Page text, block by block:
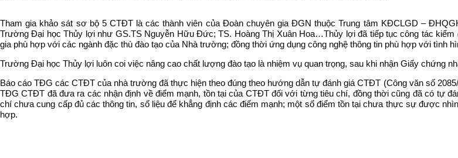
Tham gia khảo sát sơ bộ 5 CTĐT là các thành viên của Đoàn chuyên gia ĐGN thuộc Trung tâm KĐCLGD –
Trường Đại học Thủy lợi như GS.TS Nguyễn Hữu Đức; TS. Hoàng Thị Xuân Hoa…Thủy lợi đã tiếp tục công tác
gia phù hợp với các ngành đặc thù đào tạo của Nhà trường; đồng thời ứng dụng công nghệ thông tin phù hợp với tình
Trường Đại học Thủy lợi luôn coi việc nâng cao chất lượng đào tạo là nhiệm vụ quan trọng, sau khi nhận Giấy chứng
Báo cáo TĐG các CTĐT của nhà trường đã thực hiện theo đúng theo hướng dẫn tự đánh giá CTĐT (Công văn số
TĐG CTĐT đã đưa ra các nhận định về điểm mạnh, tồn tại của CTĐT đối với từng tiêu chí, đồng thời cũng đã có tự
chí chưa cung cấp đủ các thông tin, số liệu để khẳng định các điểm mạnh; một số điểm tồn tại chưa thực sự được
hợp.